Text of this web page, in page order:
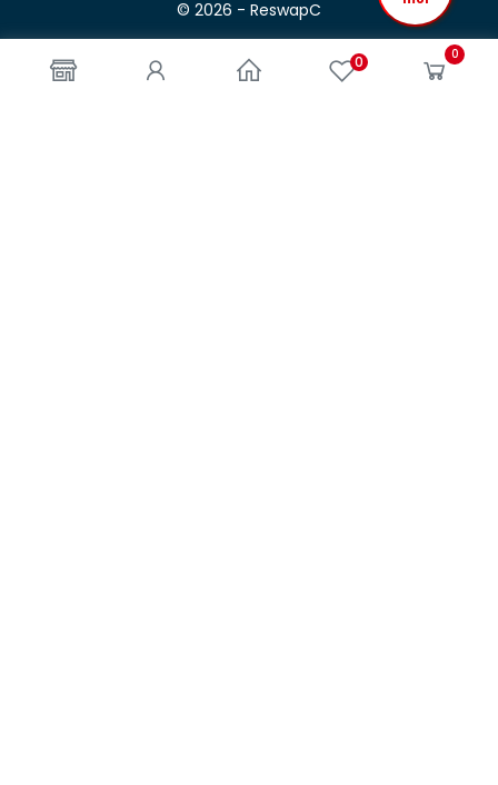
0 0
© 2026 - ReswapC